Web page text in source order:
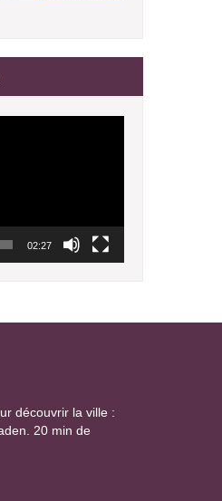
02:27
découvrir la ville :
20 min de